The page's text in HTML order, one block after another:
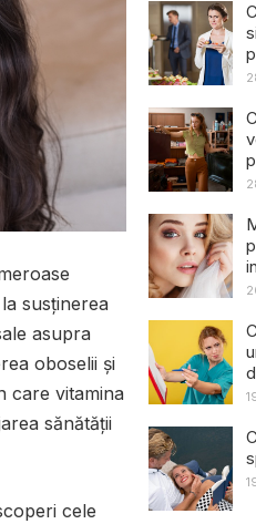
susținerea
asupra
oboselii și
care vitamina
sănătății
cele